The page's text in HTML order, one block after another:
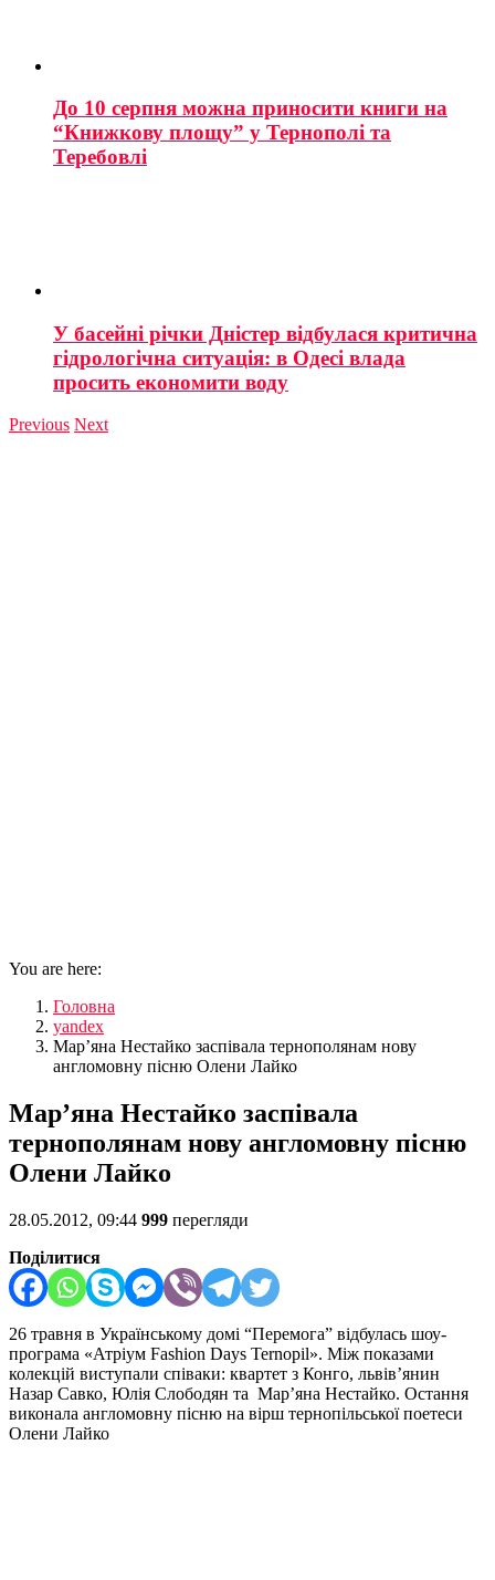
До 10 серпня можна приносити книги на
“Книжкову площу” у Тернополі та
Теребовлі
У басейні річки Дністер відбулася критична
гідрологічна ситуація: в Одесі влада
просить економити воду
Previous Next
You are here:
Головна
yandex
Мар’яна Нестайко заспівала тернополянам нову
англомовну пісню Олени Лайко
Мар’яна Нестайко заспівала
тернополянам нову англомовну пісню
Олени Лайко
28.05.2012, 09:44 999 перегляди
Поділитися
26 травня в Українському домі “Перемога” відбулась шоу-
програма «Атріум Fashion Days Ternopil». Між показами
колекцій виступали співаки: квартет з Конго, львів’янин
Назар Савко, Юлія Слободян та Мар’яна Нестайко. Остання
виконала англомовну пісню на вірш тернопільської поетеси
Олени Лайко